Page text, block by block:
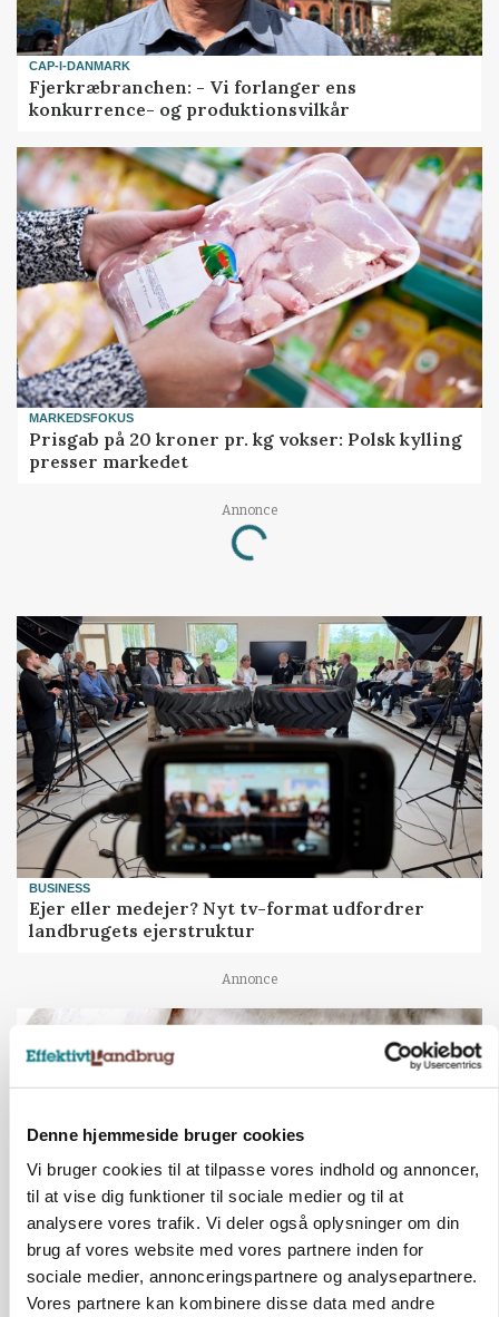
Denne hjemmeside bruger cookies
Vi bruger cookies til at tilpasse vores indhold og annoncer,
til at vise dig funktioner til sociale medier og til at
analysere vores trafik. Vi deler også oplysninger om din
brug af vores website med vores partnere inden for
sociale medier, annonceringspartnere og analysepartnere.
Vores partnere kan kombinere disse data med andre
CAP-I-DANMARK
Fjerkræbranchen: - Vi forlanger ens
konkurrence- og produktionsvilkår
MARKEDSFOKUS
Prisgab på 20 kroner pr. kg vokser: Polsk kylling
presser markedet
Annonce
Loading...
BUSINESS
Ejer eller medejer? Nyt tv-format udfordrer
landbrugets ejerstruktur
Annonce
MARKED
Russisk mælkepris dykker 23 procent